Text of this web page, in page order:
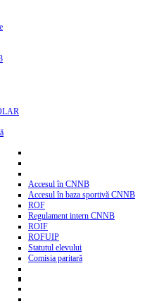
Accesul în CNNB
Accesul în baza sportivă CNNB
ROF
Regulament intern CNNB
ROIF
ROFUIP
Statutul elevului
Comisia paritară